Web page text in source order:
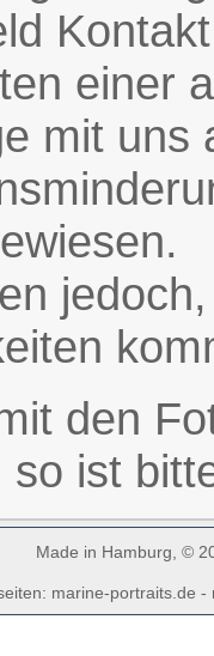
einer
mit uns
den
so ist
Made in Hamburg, ©
marine-portraits.de